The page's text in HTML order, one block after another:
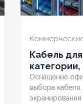
ЭКРАНА Нет
ЖИЛ 4
Кабель
Оснащение
выбора